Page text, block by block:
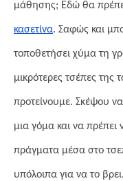
μάθησης; Εδώ θα
κασετίνα. Σαφώς και
τοποθετήσει χύμα τη
μικρότερες τσέπες της
προτείνουμε. Σκέψου
μια γόμα και να πρέπει
πράγματα μέσα στο
υπόλοιπα για να το